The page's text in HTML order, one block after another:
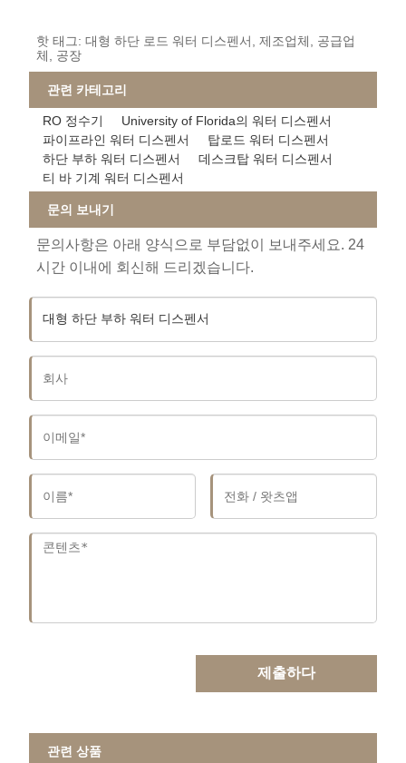
핫 태그: 대형 하단 로드 워터 디스펜서, 제조업체, 공급업
체, 공장
관련 카테고리
RO 정수기
University of Florida의 워터 디스펜서
파이프라인 워터 디스펜서
탑로드 워터 디스펜서
하단 부하 워터 디스펜서
데스크탑 워터 디스펜서
티 바 기계 워터 디스펜서
문의 보내기
문의사항은 아래 양식으로 부담없이 보내주세요. 24
시간 이내에 회신해 드리겠습니다.
제출하다
관련 상품